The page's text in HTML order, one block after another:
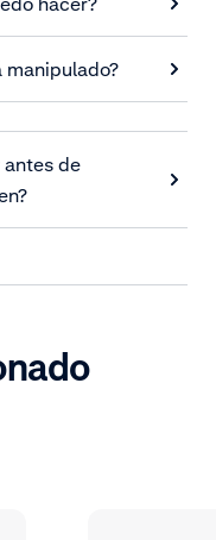
manipulado?
de